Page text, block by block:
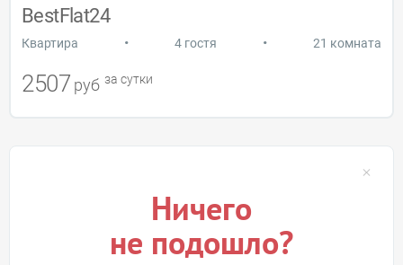
BestFlat24
Квартира • 4 гостя • 21 комната
2507 руб за сутки
Ничего
не подошло?